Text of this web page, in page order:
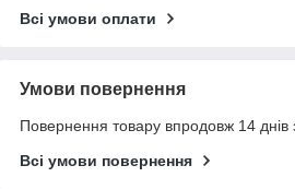
Всі умови оплати
Умови повернення
Повернення товару впродовж 14 днів
Всі умови повернення